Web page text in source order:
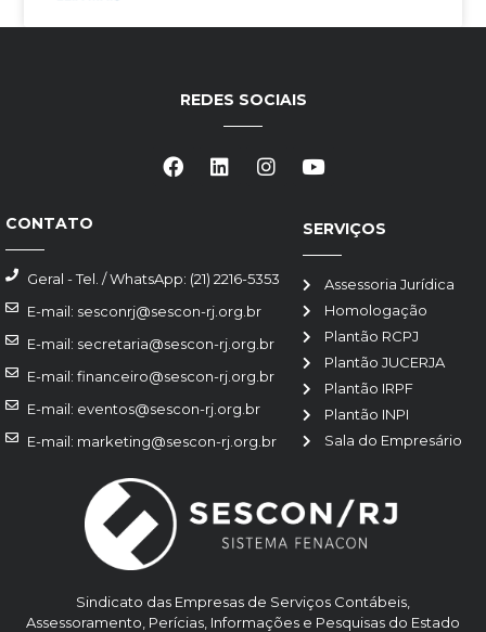
Sindicato das Empresas de Serviços Contábeis,
Assessoramento, Perícias, Informações e Pesquisas do Estado
SERVIÇOS
Assessoria Jurídica
Homologação
Plantão RCPJ
Plantão JUCERJA
Plantão IRPF
Plantão INPI
Sala do Empresário
CONTATO
Geral - Tel. / WhatsApp: (21) 2216-5353
E-mail: sesconrj@sescon-rj.org.br
E-mail: secretaria@sescon-rj.org.br
E-mail: financeiro@sescon-rj.org.br
E-mail: eventos@sescon-rj.org.br
E-mail: marketing@sescon-rj.org.br
REDES SOCIAIS